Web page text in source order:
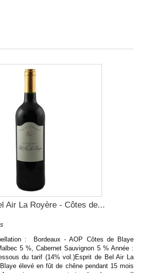
Air La Royère - Côtes de...
: Bordeaux - AOP Côtes de Blaye
5 %, Cabernet Sauvignon 5 % Année :
du tarif (14% vol.)Esprit de Bel Air La
élevé en fût de chêne pendant 15 mois